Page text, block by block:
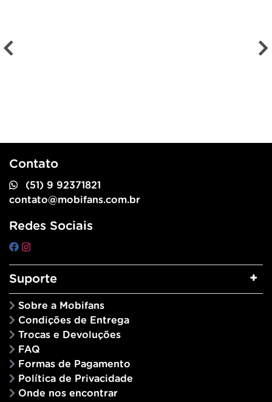
Contato
(51) 9 92371821
contato@mobifans.com.br
Redes Sociais
Suporte
Sobre a Mobifans
Condições de Entrega
Trocas e Devoluções
FAQ
Formas de Pagamento
Política de Privacidade
Onde nos encontrar